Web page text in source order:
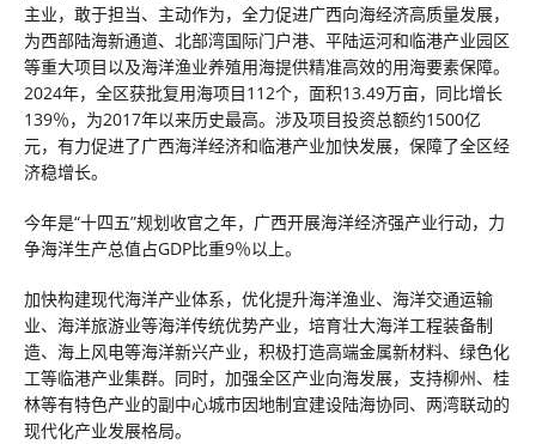
主业，敢于担当、主动作为，全力促进广西向海经济高质量发展，
为西部陆海新通道、北部湾国际门户港、平陆运河和临港产业园区
等重大项目以及海洋渔业养殖用海提供精准高效的用海要素保障。
2024年，全区获批复用海项目112个，面积13.49万亩，同比增长
139％，为2017年以来历史最高。涉及项目投资总额约1500亿
元，有力促进了广西海洋经济和临港产业加快发展，保障了全区经
济稳增长。
今年是“十四五”规划收官之年，广西开展海洋经济强产业行动，力
争海洋生产总值占GDP比重9％以上。
加快构建现代海洋产业体系，优化提升海洋渔业、海洋交通运输
业、海洋旅游业等海洋传统优势产业，培育壮大海洋工程装备制
造、海上风电等海洋新兴产业，积极打造高端金属新材料、绿色化
工等临港产业集群。同时，加强全区产业向海发展，支持柳州、桂
林等有特色产业的副中心城市因地制宜建设陆海协同、两湾联动的
现代化产业发展格局。